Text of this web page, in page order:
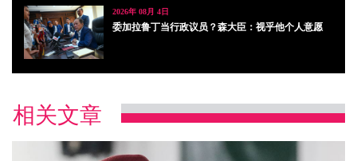
2026年 08月 4日
委加拉鲁丁当行政议员？森大臣：视乎他个人意愿
相关文章